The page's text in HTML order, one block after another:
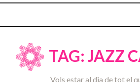
TAG: JAZZ
Vols estar al dia de tot el